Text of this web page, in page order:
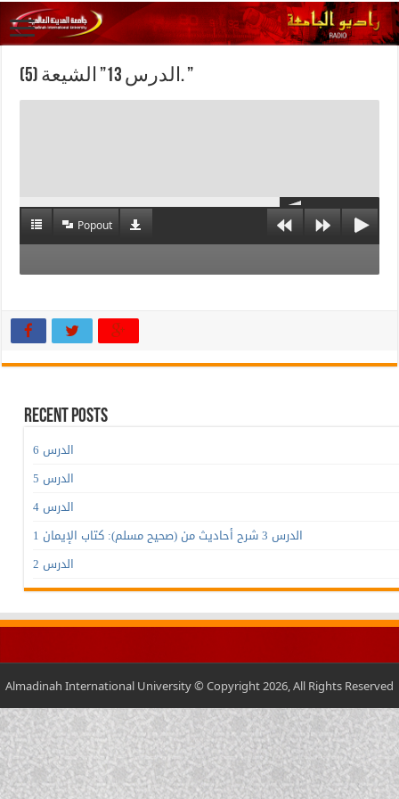
الدرس 13” الشيعة (5). ”
Popout
Recent Posts
الدرس 6
الدرس 5
الدرس 4
الدرس 3 شرح أحاديث من (صحيح مسلم): كتاب الإيمان 1
الدرس 2
Almadinah International University © Copyright 2026, All Rights Reserved